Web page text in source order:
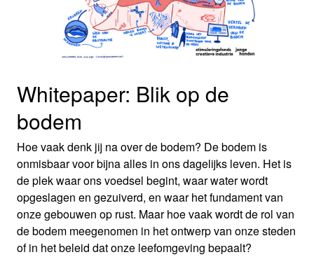
Whitepaper: Blik op de
bodem
Hoe vaak denk jij na over de bodem? De bodem is
onmisbaar voor bijna alles in ons dagelijks leven. Het is
de plek waar ons voedsel begint, waar water wordt
opgeslagen en gezuiverd, en waar het fundament van
onze gebouwen op rust. Maar hoe vaak wordt de rol van
de bodem meegenomen in het ontwerp van onze steden
of in het beleid dat onze leefomgeving bepaalt?